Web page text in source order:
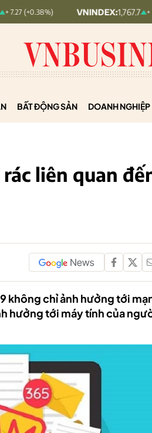
VNINDEX: 1,767.7 + 6.47
BẤT ĐỘNG SẢN DOANH NGHIỆP
liên quan
không chỉ ảnh hưởng tới
hưởng tới máy tính của